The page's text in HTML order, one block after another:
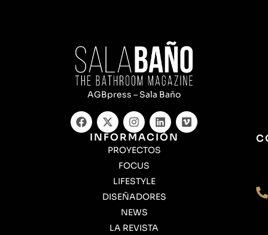
AGBpress – Sala Baño
INFORMACIÓN
PROYECTOS
FOCUS
LIFESTYLE
DISEÑADORES
NEWS
LA REVISTA